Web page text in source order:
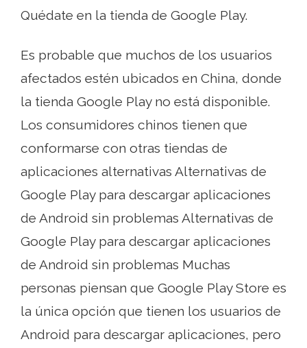
Quédate en la tienda de Google Play.
Es probable que muchos de los usuarios
afectados estén ubicados en China, donde
la tienda Google Play no está disponible.
Los consumidores chinos tienen que
conformarse con otras tiendas de
aplicaciones alternativas Alternativas de
Google Play para descargar aplicaciones
de Android sin problemas Alternativas de
Google Play para descargar aplicaciones
de Android sin problemas Muchas
personas piensan que Google Play Store es
la única opción que tienen los usuarios de
Android para descargar aplicaciones, pero